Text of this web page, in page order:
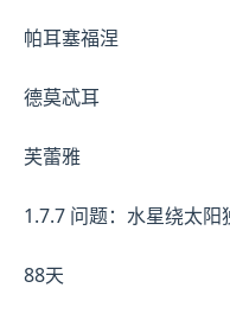
帕耳塞福涅
德莫忒耳
芙蕾雅
1.7.7 问题：水星绕太阳
88天